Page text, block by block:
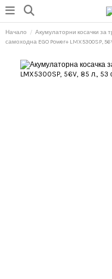
Начало Акумулаторни косачки за
самоходна EGO Power+ LMX5300SP,